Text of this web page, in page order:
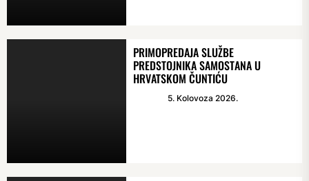
PRIMOPREDAJA SLUŽBE
PREDSTOJNIKA SAMOSTANA U
HRVATSKOM ČUNTIĆU
5. Kolovoza 2026.